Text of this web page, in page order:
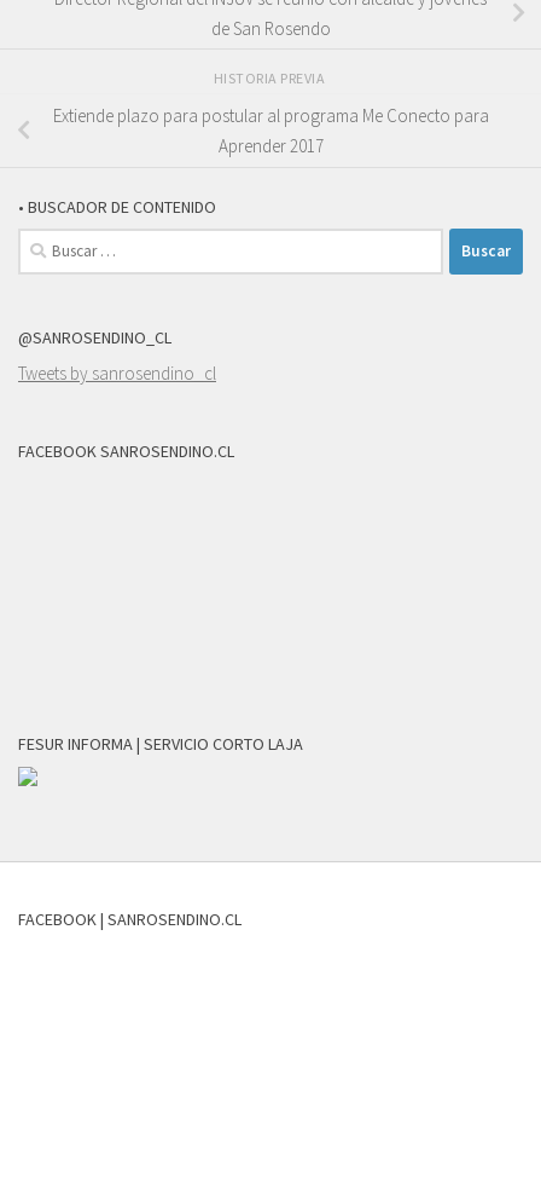
de San Rosendo
HISTORIA PREVIA
Extiende plazo para postular al programa Me Conecto para
Aprender 2017
• BUSCADOR DE CONTENIDO
Buscar:
@SANROSENDINO_CL
Tweets by sanrosendino_cl
FACEBOOK SANROSENDINO.CL
FESUR INFORMA | SERVICIO CORTO LAJA
FACEBOOK | SANROSENDINO.CL